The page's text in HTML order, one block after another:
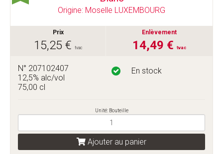
Origine: Moselle LUXEMBOURG
Prix
15,25 € tvac
Enlèvement
14,49 € tvac
En stock
N° 207102407
12,5% alc/vol
75,00 cl
Unité: Bouteille
Ajouter au panier